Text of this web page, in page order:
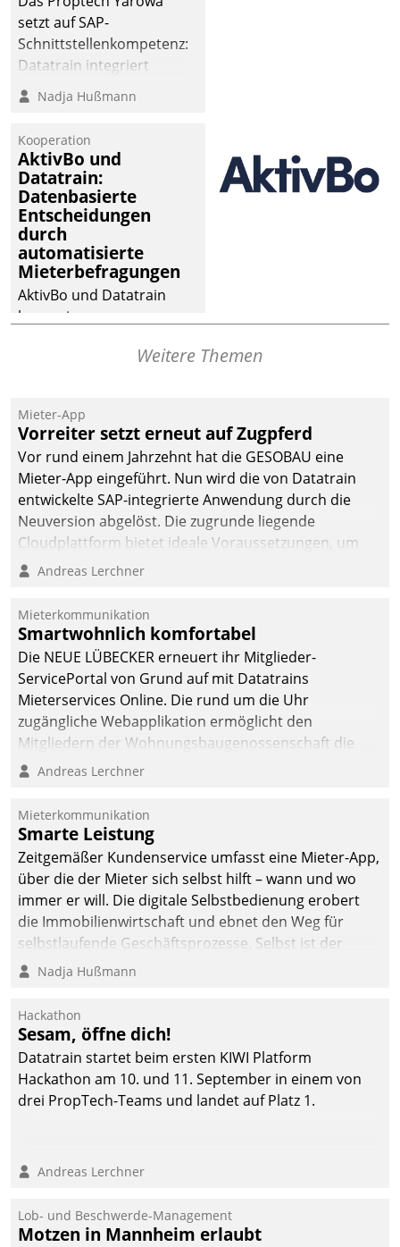
setzt auf SAP-
Schnittstellenkompetenz:
Datatrain integriert
Yarowas Portal zur
Vergabe und Verwaltung
operativen
Instandhaltung in die
SAP-Systemlandschaft
deutscher
Wohnungsunternehmen
– und beschleunigt damit
den Weg vom
Mieteranliegen zum
Dienstleisterauftrag.
Nadja Hußmann
Kooperation
AktivBo und
Datatrain:
Datenbasierte
Entscheidungen
durch
automatisierte
Mieterbefragungen
AktivBo und Datatrain
kooperieren –
profitieren: Die nahtlose
Datatrain ermöglicht
automatisiert ausgelöste,
zielgerichtete
Mieterbefragungen – eine
starke Grundlage für
intelligente,
Entscheidungen.
Weitere Themen
Mieter-App
Vorreiter setzt erneut auf Zugpferd
Vor rund einem Jahrzehnt hat die GESOBAU eine
Mieter-App eingeführt. Nun wird die von Datatrain
entwickelte SAP-integrierte Anwendung durch die
Neuversion abgelöst. Die zugrunde liegende
Cloudplattform bietet ideale Voraussetzungen, um
die Funktionalität der App zu erweitern und weitere
integrieren.
Andreas Lerchner
Mieterkommunikation
Smartwohnlich komfortabel
Die NEUE LÜBECKER erneuert ihr Mitglieder-
ServicePortal von Grund auf mit Datatrains
Mieterservices Online. Die rund um die Uhr
zugängliche Webapplikation ermöglicht den
Mitgliedern der Wohnungs­bau­genossenschaft die
Kontaktaufnahme per Smartphone, Tablet oder PC.
Andreas Lerchner
Mieterkommunikation
Smarte Leistung
Zeitgemäßer Kundenservice umfasst eine Mieter-App,
über die der Mieter sich selbst hilft – wann und wo
immer er will. Die digitale Selbstbedienung erobert
die Immobilienwirtschaft und ebnet den Weg für
selbstlaufende Geschäftsprozesse. Selbst ist der
Kunde und smart der Serviceanbieter.
Nadja Hußmann
Hackathon
Sesam, öffne dich!
Datatrain startet beim ersten KIWI Platform
Hackathon am 10. und 11. September in einem von
drei PropTech-Teams und landet auf Platz 1.
Andreas Lerchner
Lob- und Beschwerde-Management
Motzen in Mannheim erlaubt